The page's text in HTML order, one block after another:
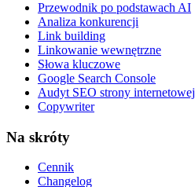
Przewodnik po podstawach AI
Analiza konkurencji
Link building
Linkowanie wewnętrzne
Słowa kluczowe
Google Search Console
Audyt SEO strony internetowej
Copywriter
Na skróty
Cennik
Changelog